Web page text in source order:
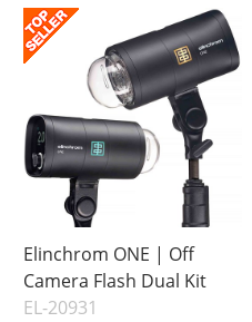
Elinchrom ONE | Off
Camera Flash Dual Kit
EL-20931